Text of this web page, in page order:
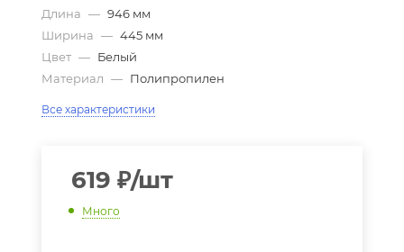
Длина — 946 мм
Ширина — 445 мм
Цвет — Белый
Материал — Полипропилен
Все характеристики
619 ₽/шт
Много